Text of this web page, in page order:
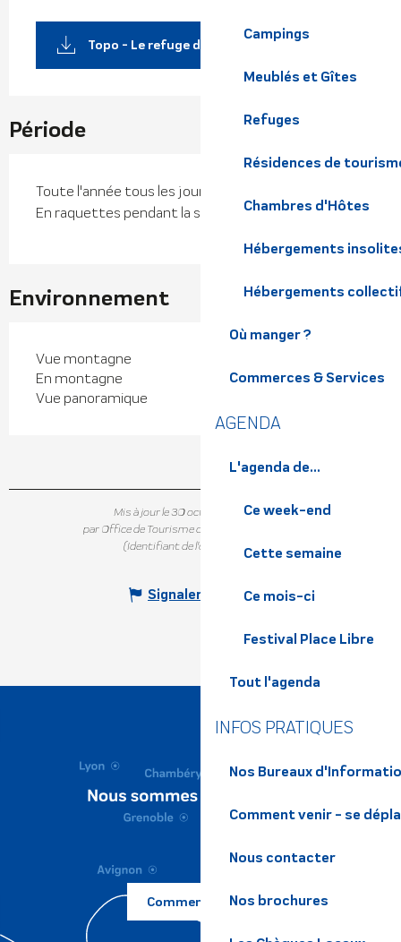
Campings
Meublés et Gîtes
Refuges
Résidences de
Chambres d'Hôtes
Hébergements
Hébergements
Où manger ?
Commerces & Services
AGENDA
L'agenda de...
Ce week-end
Cette semaine
Ce mois-ci
Festival Place Libre
Tout l'agenda
INFOS PRATIQUES
Nos Bureaux
Comment venir - se
Nous contacter
Nos brochures
Topo - Le refuge du Crêt du Poulet
Période
Toute l'année tous les jours.
En raquettes pendant la saison d'hiver.
Environnement
Vue montagne
En montagne
Vue panoramique
Mis à jour le 30 octobre 2025 à 15:25
par Office de Tourisme de Belledonne Chartreuse
(Identifiant de l'offre :
5352868
Signaler une erreur
Comment venir ?